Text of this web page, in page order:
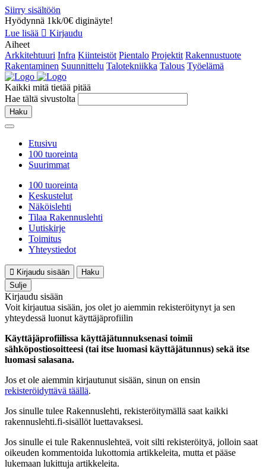
Siirry sisältöön
Hyödynnä 1kk/0€ diginäyte!
Lue lisää
Kirjaudu
Aiheet
Arkkitehtuuri Infra Kiinteistöt Pientalo Projektit Rakennustuote
Rakentaminen Suunnittelu Talotekniikka Talous Työelämä
Kaikki mitä tietää pitää
Hae tältä sivustolta
Haku
Etusivu
100 tuoreinta
Suurimmat
100 tuoreinta
Keskustelut
Näköislehti
Tilaa Rakennuslehti
Uutiskirje
Toimitus
Yhteystiedot
Kirjaudu sisään
Haku
Sulje
Kirjaudu sisään
Voit kirjautua sisään, jos olet jo aiemmin rekisteröitynyt ja sen
yhteydessä luonut käyttäjäprofiilin
Käyttäjäprofiilissa käyttäjätunnuksenasi toimii
sähköpostiosoitteesi (tai itse luomasi käyttäjätunnus) sekä itse
luomasi salasana.
Jos et ole aiemmin kirjautunut sisään, sinun on ensin
rekisteröidyttävä täällä.
Jos sinulle tulee Rakennuslehti, rekisteröitymällä saat kaikki
rakennuslehti.fi-sisällöt luettavaksesi.
Jos sinulle ei tule Rakennuslehteä, voit silti rekisteröityä, jolloin saat
oikeuden kommentoida lukottomia artikkeleita, mutta et pääse
lukemaan lukittuja artikkeleita.